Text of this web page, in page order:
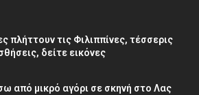
πλήττουν τις Φιλιππίνες, τέσσερις
δείτε εικόνες
από μικρό αγόρι σε σκηνή στο Λας